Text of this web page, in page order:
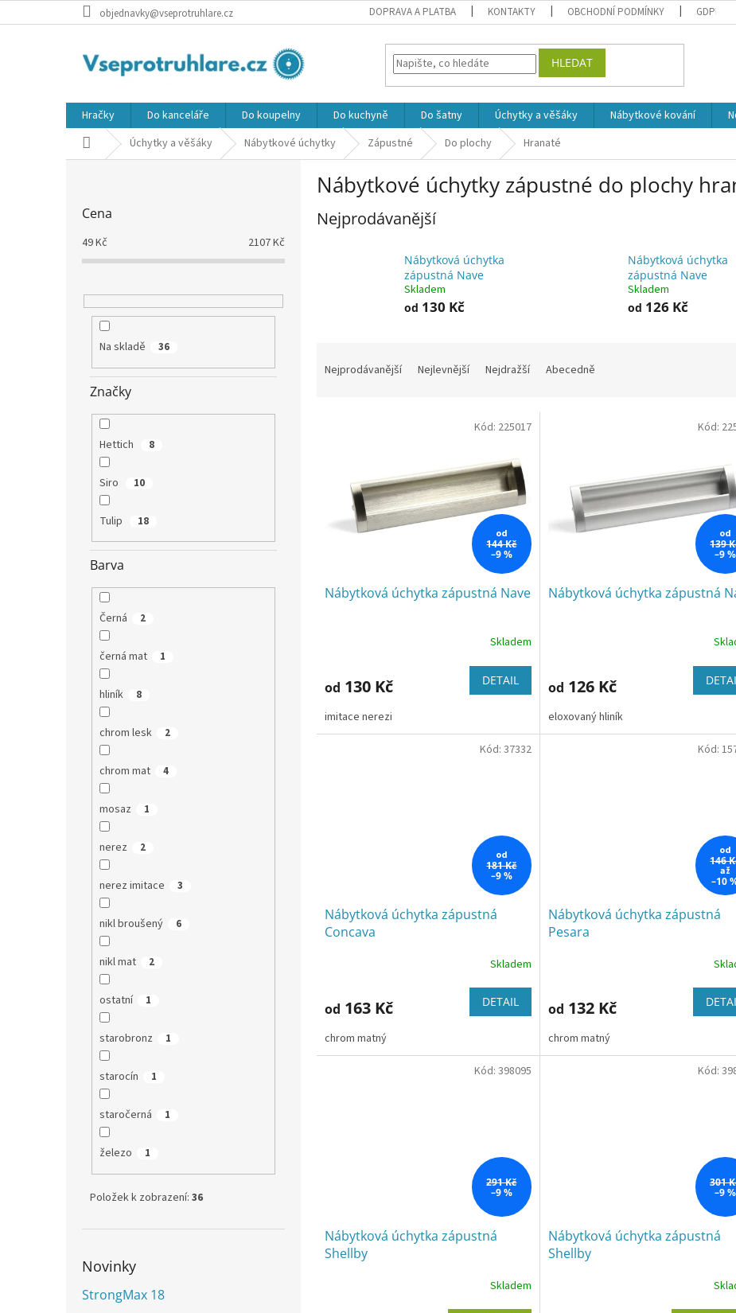
na
objednavky@vseprotruhlare.cz DOPRAVA A PLATBA KONTAKTY OBCHODNÍ PODMÍNKY GDPR
HLEDAT
Hračky Do kanceláře Do koupelny Do kuchyně Do šatny Úchytky a věšáky Nábytkové kování
Domů Úchytky a věšáky Nábytkové úchytky Zápustné Do plochy Hranaté
Cena
49Kč 2107Kč
Na skladě 36
Značky
Hettich 8
Siro 10
Tulip 18
Barva
Černá 2
černá mat 1
hliník 8
chrom lesk 2
chrom mat 4
mosaz 1
nerez 2
nerez imitace 3
nikl broušený 6
nikl mat 2
ostatní 1
starobronz 1
starocín 1
staročerná 1
železo 1
Položek k zobrazení: 36
Novinky
StrongMax 18
Nábytkové úchytky zápustné do plochy
Nejprodávanější
Nábytková úchytka
zápustná Nave
Skladem
od 130 Kč
Nábytková úchytka
zápustná Nave
Skladem
od 126 Kč
Nejprodávanější Nejlevnější Nejdražší Abecedně
od
144 Kč
–9 %
Nábytková úchytka zápustná Nave
Skladem
od 130 Kč DETAIL
imitace nerezi
Kód: 225017
od
139
–9 %
Nábytková úchytka zápustná
od 126 Kč
eloxovaný hliník
Kód:
od
181 Kč
–9 %
Nábytková úchytka zápustná
Concava
Skladem
od 163 Kč DETAIL
chrom matný
Kód: 37332
od
146
až
–10
Nábytková úchytka zápustná
Pesara
od 132 Kč
chrom matný
Kód:
291 Kč
–9 %
Nábytková úchytka zápustná
Shellby
Skladem
Kód: 398095
301
–9 %
Nábytková úchytka zápustná
Shellby
Kód: